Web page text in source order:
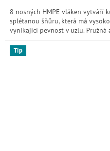
8 nosných HMPE vláken vytváří
splétanou šňůru, která má
vynikající pevnost v uzlu. Pružná
Tip